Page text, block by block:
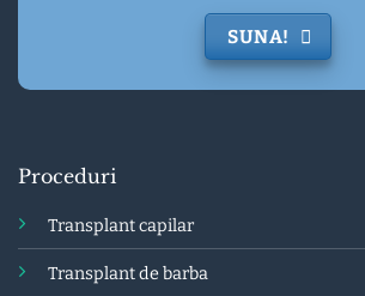
SUNA!
Proceduri
Transplant capilar
Transplant de barba